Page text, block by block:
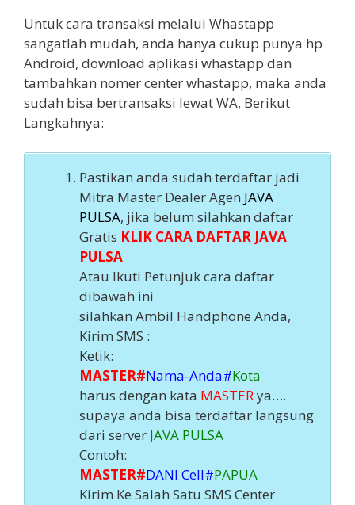
Untuk cara transaksi melalui Whastapp
sangatlah mudah, anda hanya cukup punya hp
Android, download aplikasi whastapp dan
tambahkan nomer center whastapp, maka anda
sudah bisa bertransaksi lewat WA, Berikut
Langkahnya:
Pastikan anda sudah terdaftar jadi
Mitra Master Dealer Agen JAVA
PULSA, jika belum silahkan daftar
Gratis KLIK CARA DAFTAR JAVA
PULSA
Atau Ikuti Petunjuk cara daftar
dibawah ini
silahkan Ambil Handphone Anda,
Kirim SMS :
Ketik:
MASTER#Nama-Anda#Kota
harus dengan kata MASTERya….
supaya anda bisa terdaftar langsung
dari server JAVA PULSA
Contoh:
MASTER#DANI Cell#PAPUA
Kirim Ke Salah Satu SMS Center